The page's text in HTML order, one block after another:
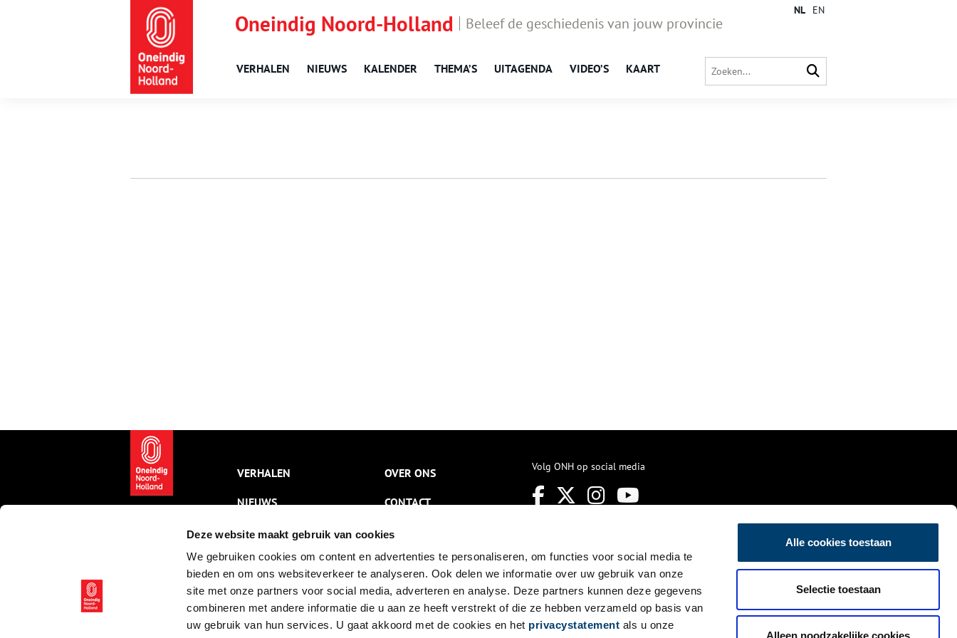
Deze website maakt gebruik van cookies
We gebruiken cookies om content en advertenties te personaliseren, om functies voor social media te
bieden en om ons websiteverkeer te analyseren. Ook delen we informatie over uw gebruik van onze
site met onze partners voor social media, adverteren en analyse. Deze partners kunnen deze gegevens
combineren met andere informatie die u aan ze heeft verstrekt of die ze hebben verzameld op basis van
uw gebruik van hun services. U gaat akkoord met de cookies en het privacystatement als u onze
Alle cookies toestaan
Selectie toestaan
Alleen noodzakelijke cookies
Oneindig Noord-Holland Beleef de geschiedenis van jouw provincie
VERHALEN NIEUWS KALENDER THEMA’S UITAGENDA VIDEO’S KAART
NL EN
VERHALEN
NIEUWS
KALENDER
THEMA’S
ACTIVITEITEN
VIDEO’S
OVER ONS
CONTACT
NIEUWSBRIEF
DISCLAIMER
PRIVACY
TOEGANKELIJKHEID
Volg ONH op social media